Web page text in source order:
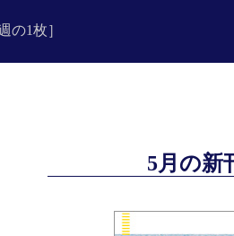
の1枚］
5月の新